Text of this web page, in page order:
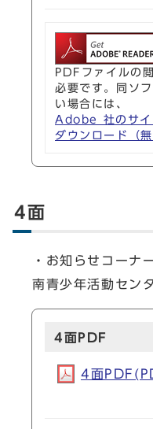
PDFファイルの
必要です。同ソ
い場合には、
Adobe 社のサ
ダウンロード（
4面
・お知らせコーナ
南青少年活動セン
4面PDF
4面